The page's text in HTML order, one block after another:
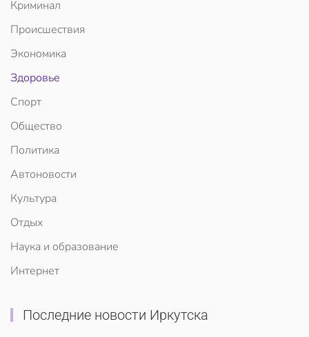
Криминал
Происшествия
Экономика
Здоровье
Спорт
Общество
Политика
Автоновости
Культура
Отдых
Наука и образование
Интернет
Последние новости Иркутска